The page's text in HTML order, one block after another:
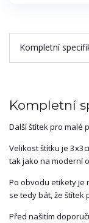
Kompletní
Kompletní
Další štítek pro malé
Velikost štítku je
tak jako na moderní
Po obvodu etikety je
se tedy bát, že štítek
Před našitím